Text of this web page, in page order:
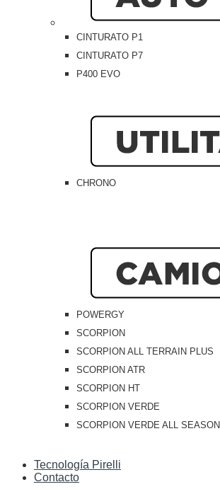
CINTURATO P1
CINTURATO P7
P400 EVO
CHRONO
POWERGY
SCORPION
SCORPION ALL TERRAIN PLUS
SCORPION ATR
SCORPION HT
SCORPION VERDE
SCORPION VERDE ALL SEASON
Tecnología Pirelli
Contacto